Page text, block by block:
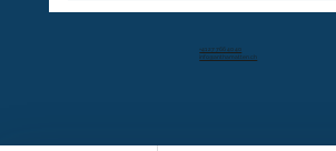
+41 27 766 40 40
info@anthamatten.ch
4.4